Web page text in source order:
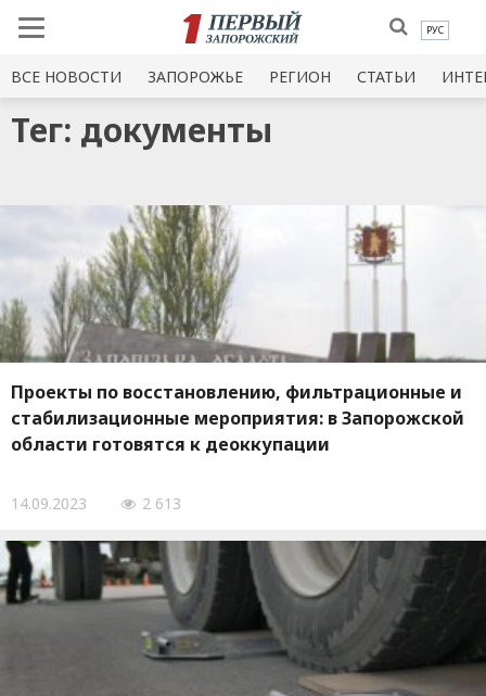
РУС
ВСЕ НОВОСТИ ЗАПОРОЖЬЕ РЕГИОН СТАТЬИ
Тег: документы
Проекты по восстановлению, фильтрационные и
стабилизационные мероприятия: в Запорожской
области готовятся к деоккупации
14.09.2023 2 613